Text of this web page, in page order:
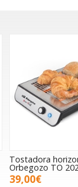
Tostadora
A15453
29,90€